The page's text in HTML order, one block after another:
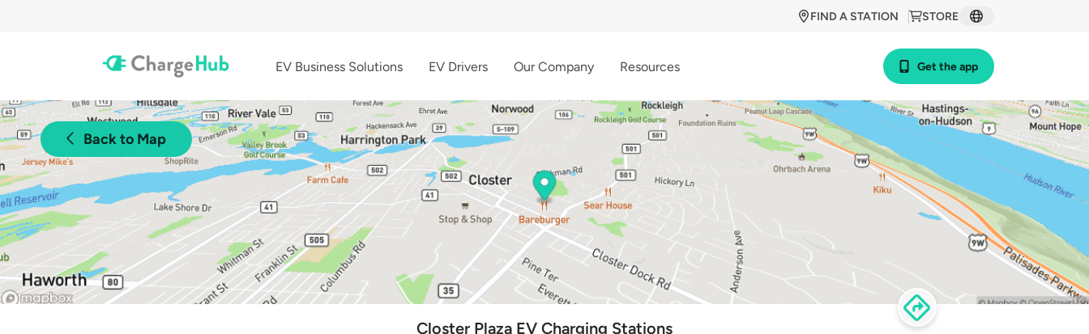
STORE
FIND A STATION
EV Business Solutions EV Drivers Our Company Resources Get the app
Back to Map
Closter Plaza EV Charging Stations